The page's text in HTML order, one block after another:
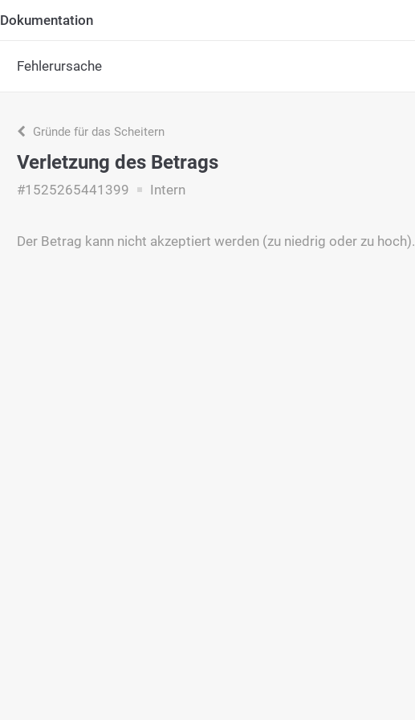
Dokumentation
Fehlerursache
Gründe für das Scheitern
Verletzung des Betrags
#1525265441399 Intern
Der Betrag kann nicht akzeptiert werden (zu niedrig oder zu hoch).